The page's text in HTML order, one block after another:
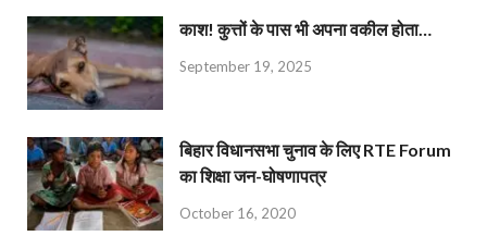
काश! कुत्तों के पास भी अपना वकील होता…
September 19, 2025
बिहार विधानसभा चुनाव के लिए RTE Forum
का शिक्षा जन-घोषणापत्र
October 16, 2020